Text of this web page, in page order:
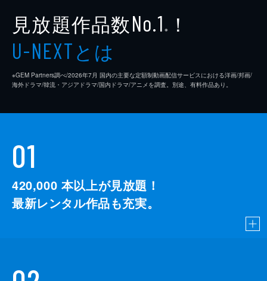
見放題作品数No.1 ※ ！
U-NEXTとは
※GEM Partners調べ/2026年7⽉ 国内の主要な定額制動画配信サービスにおける洋画/邦画/
海外ドラマ/韓流・アジアドラマ/国内ドラマ/アニメを調査。別途、有料作品あり。
01
420,000 本以上が見放題！
最新レンタル作品も充実。